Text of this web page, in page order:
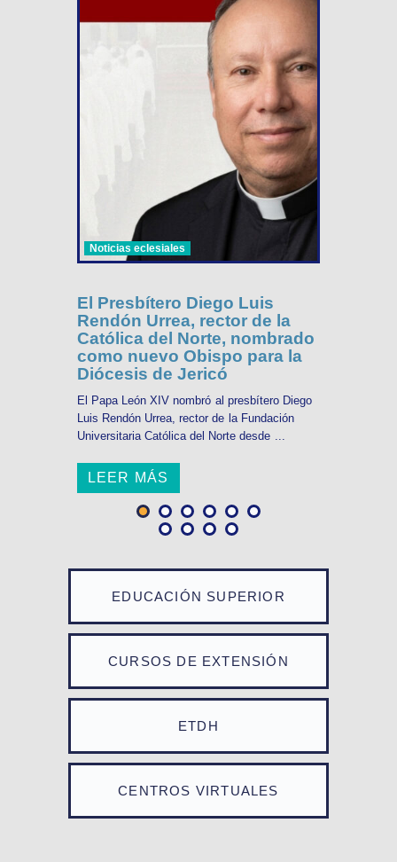
EDUCACIÓN SUPERIOR
CURSOS DE EXTENSIÓN
ETDH
CENTROS VIRTUALES
Noticias eclesiales
El Presbítero Diego Luis
Rendón Urrea, rector de la
Católica del Norte, nombrado
como nuevo Obispo para la
Diócesis de Jericó
El Papa León XIV nombró al presbítero Diego
Luis Rendón Urrea, rector de la Fundación
Universitaria Católica del Norte desde ...
LEER MÁS